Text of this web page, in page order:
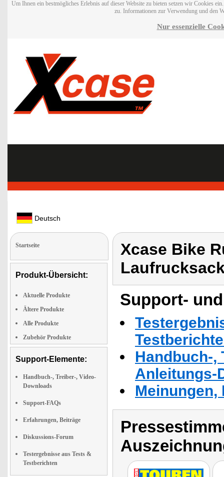
Um Ihnen ein bestmögliches Erlebnis auf dieser Website zu bieten setzen wir Cookies
zu. Informationen zur Verwendung und den
Nur essenzielle
Deutsch
Startseite
Produkt-Übersicht:
Aktuelle Produkte
Ältere Produkte
Alle Produkte
Zubehör Produkte
Support-Elemente:
Handbuch-, Treiber-, Video-
Downloads
Support-FAQs
Erfahrungen, Beiträge
Diskussions-Forum
Testergebnisse aus Tests &
Testberichten
Xcase Bike
Support-
Handbuch-,
Anleitungs-